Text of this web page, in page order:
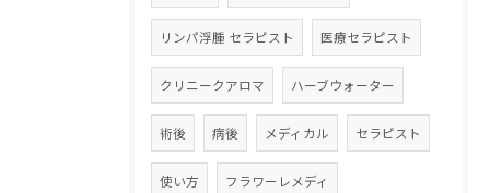
リンパ浮腫 セラピスト 医療セラピスト
クリニークアロマ ハーブウォーター
術後 病後 メディカル セラピスト
使い方 フラワーレメディ